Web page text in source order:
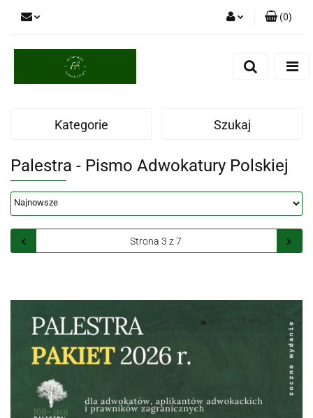
(0)
Kategorie Szukaj
Palestra - Pismo Adwokatury Polskiej